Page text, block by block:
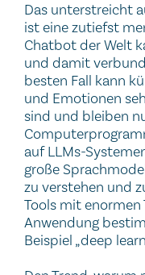
Das unterstreicht
ist eine zutiefst
Chatbot der Welt
und damit
besten Fall kann
und Emotionen
sind und bleiben
auf LLMs-
große
zu verstehen und
Tools mit
Anwendung
Beispiel „deep